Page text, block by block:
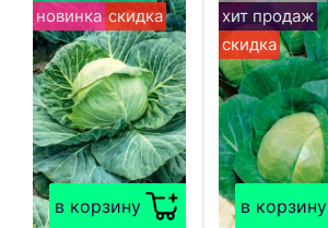
в корзину
новинка скидка
в корзину
хит продаж
скидка